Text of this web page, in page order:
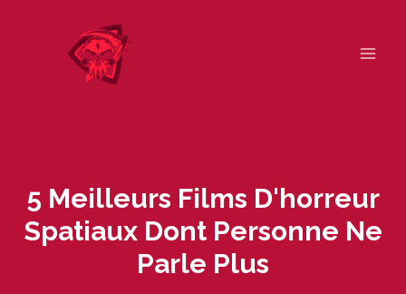
5 Meilleurs Films D'horreur
Spatiaux Dont Personne Ne
Parle Plus